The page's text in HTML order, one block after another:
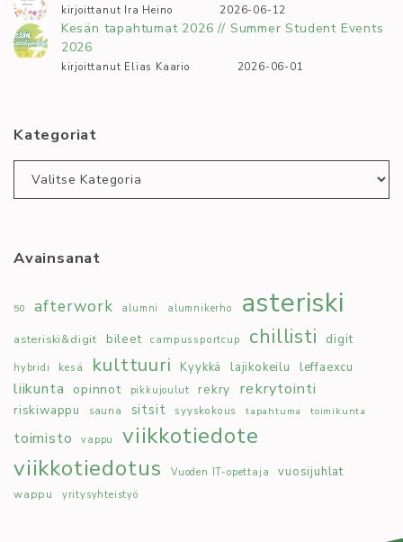
kirjoittanut Ira Heino 2026-06-12
Kesän tapahtumat 2026 // Summer Student Events
2026
kirjoittanut Elias Kaario 2026-06-01
Kategoriat
Kategoriat
Avainsanat
50 afterwork alumni alumnikerho asteriski
asteriski&digit bileet campussportcup chillisti digit
hybridi kesä kulttuuri Kyykkä lajikokeilu leffaexcu
liikunta opinnot pikkujoulut rekry rekrytointi
riskiwappu sauna sitsit syyskokous tapahtuma toimikunta
toimisto vappu
viikkotiedote
viikkotiedotus
Vuoden IT-opettaja vuosijuhlat
wappu yritysyhteistyö